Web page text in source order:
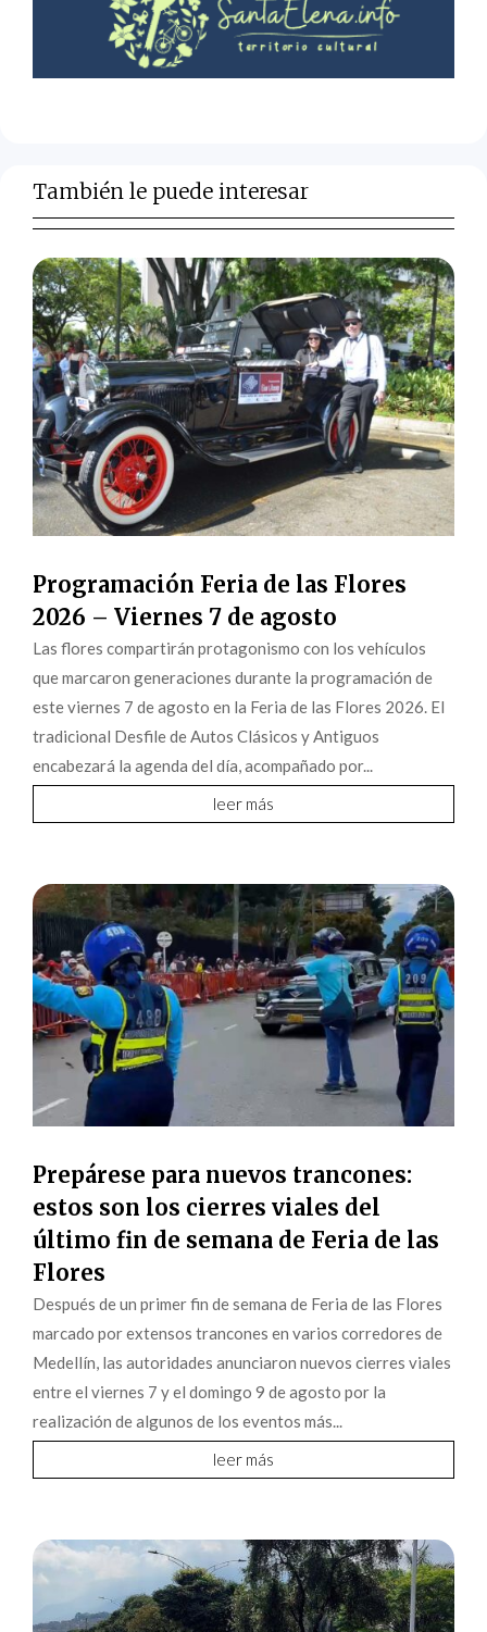
También le puede interesar
Programación Feria de las Flores
2026 – Viernes 7 de agosto
Las flores compartirán protagonismo con los vehículos
que marcaron generaciones durante la programación de
este viernes 7 de agosto en la Feria de las Flores 2026. El
tradicional Desfile de Autos Clásicos y Antiguos
encabezará la agenda del día, acompañado por...
leer más
Prepárese para nuevos trancones:
estos son los cierres viales del
último fin de semana de Feria de las
Flores
Después de un primer fin de semana de Feria de las Flores
marcado por extensos trancones en varios corredores de
Medellín, las autoridades anunciaron nuevos cierres viales
entre el viernes 7 y el domingo 9 de agosto por la
realización de algunos de los eventos más...
leer más